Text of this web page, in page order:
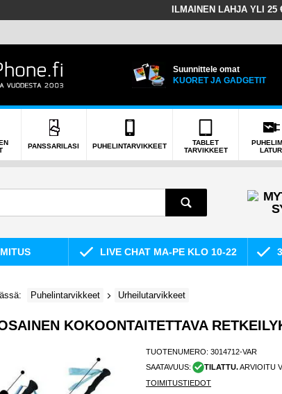
ILMAINEN LAHJA YLI 25
Suunnittele omat
KUORET JA GADGETIT
PANSSARILASI PUHELINTARVIKKEET
TABLET
TARVIKKEET
LIVE CHAT MA-PE KLO 10-22
Puhelintarvikkeet Urheilutarvikkeet
KOKOONTAITETTAVA
TUOTENUMERO:3014712-VAR
SAATAVUUS:
TILATTU.ARVIOITU
TOIMITUSTIEDOT